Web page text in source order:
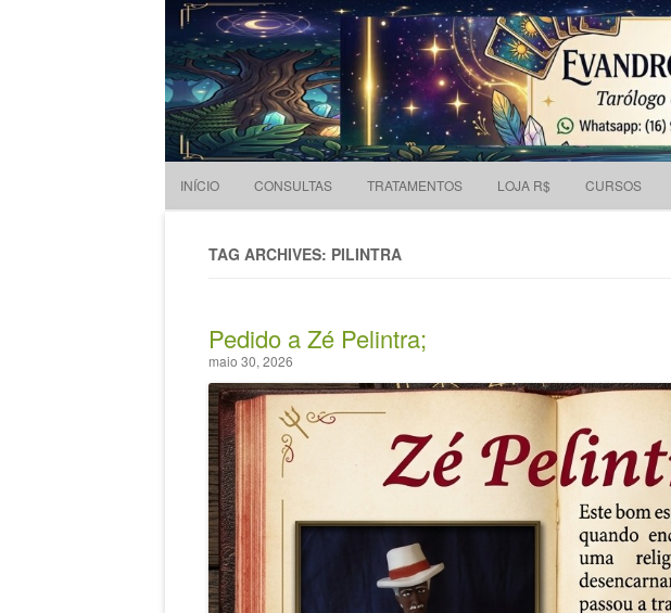
Evandro Legramonte Terapeuta holístico e Tarólogo.
INÍCIO CONSULTAS TRATAMENTOS LOJA R$ CURSOS
TAG ARCHIVES: PILINTRA
Pedido a Zé Pelintra;
maio 30, 2026